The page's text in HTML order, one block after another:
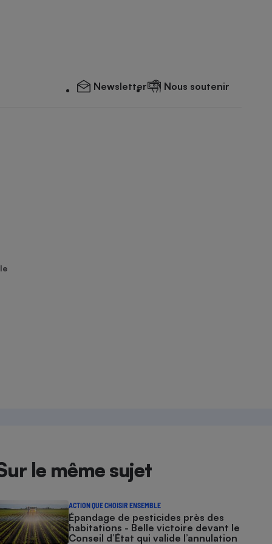
Newsletter Nous soutenir
le même sujet
ACTION QUE CHOISIR ENSEMBLE
Épandage de pesticides près des
habitations - Belle victoire devant le
Conseil d’État qui valide l’annulation